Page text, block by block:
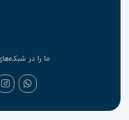
ما را در